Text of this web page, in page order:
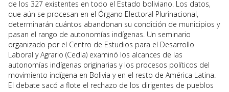
de los 327 existentes en todo el Estado boliviano. Los datos,
que aún se procesan en el Órgano Electoral Plurinacional,
determinarán cuántos abandonan su condición de municipios y
pasan el rango de autonomías indígenas. Un seminario
organizado por el Centro de Estudios para el Desarrollo
Laboral y Agrario (Cedla) examinó los alcances de las
autonomías indígenas originarias y los procesos políticos del
movimiento indígena en Bolivia y en el resto de América Latina.
El debate sacó a flote el rechazo de los dirigentes de pueblos